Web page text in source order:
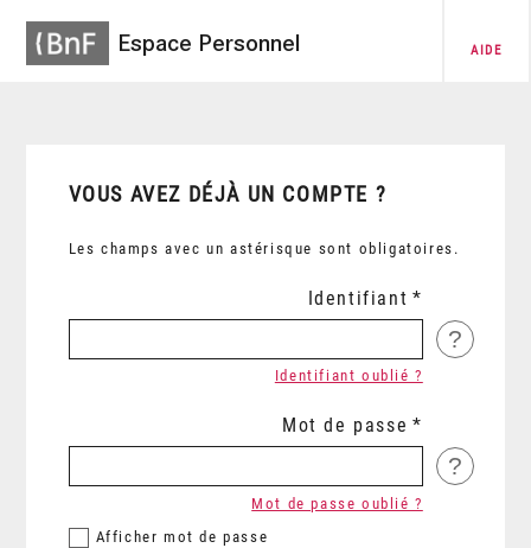
Espace Personnel AIDE
VOUS AVEZ DÉJÀ UN COMPTE ?
Les champs avec un astérisque sont obligatoires.
Identifiant
?
Identifiant oublié ?
Mot de passe
?
Afficher mot de passe
Mot de passe oublié ?